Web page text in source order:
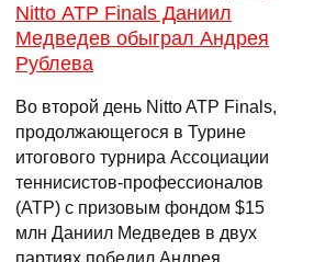
Nitto АТР Finals Даниил
Медведев обыграл Андрея
Рублева
Во второй день Nitto ATP Finals,
продолжающегося в Турине
итогового турнира Ассоциации
теннисистов-профессионалов
(АТР) с призовым фондом $15
млн Даниил Медведев в двух
партиях победил Андрея